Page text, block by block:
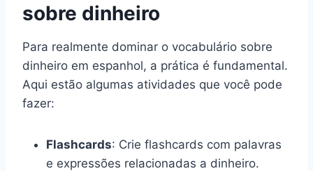
sobre dinheiro
Para realmente dominar o vocabulário sobre
dinheiro em espanhol, a prática é fundamental.
Aqui estão algumas atividades que você pode
fazer:
Flashcards: Crie flashcards com palavras
e expressões relacionadas a dinheiro.